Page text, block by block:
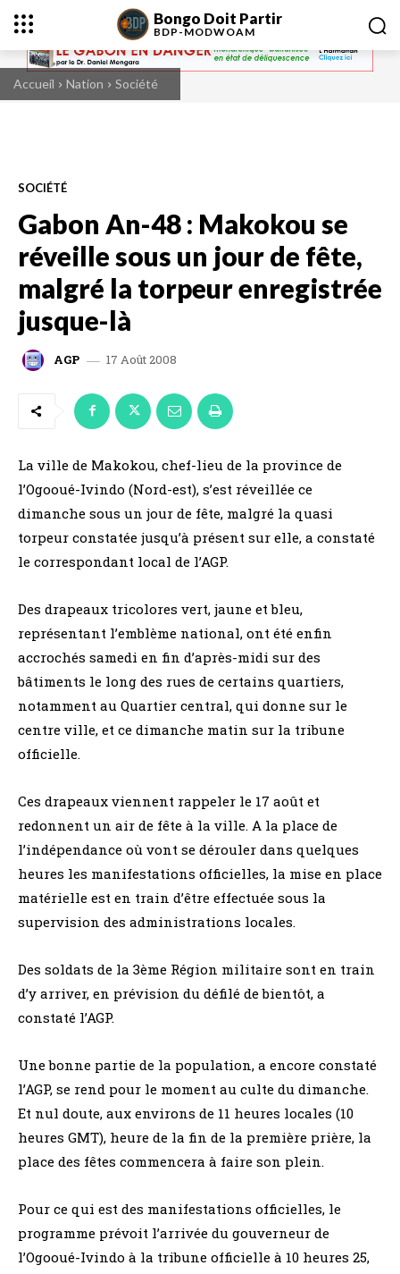
Bongo Doit Partir
BDP-MODWOAM
Accueil Nation Société
SOCIÉTÉ
Gabon An-48 : Makokou se
réveille sous un jour de fête,
malgré la torpeur enregistrée
jusque-là
AGP 17 Août 2008
La ville de Makokou, chef-lieu de la province de
l’Ogooué-Ivindo (Nord-est), s’est réveillée ce
dimanche sous un jour de fête, malgré la quasi
torpeur constatée jusqu’à présent sur elle, a constaté
le correspondant local de l’AGP.
Des drapeaux tricolores vert, jaune et bleu,
représentant l’emblème national, ont été enfin
accrochés samedi en fin d’après-midi sur des
bâtiments le long des rues de certains quartiers,
notamment au Quartier central, qui donne sur le
centre ville, et ce dimanche matin sur la tribune
officielle.
Ces drapeaux viennent rappeler le 17 août et
redonnent un air de fête à la ville. A la place de
l’indépendance où vont se dérouler dans quelques
heures les manifestations officielles, la mise en place
matérielle est en train d’être effectuée sous la
supervision des administrations locales.
Des soldats de la 3ème Région militaire sont en train
d’y arriver, en prévision du défilé de bientôt, a
constaté l’AGP.
Une bonne partie de la population, a encore constaté
l’AGP, se rend pour le moment au culte du dimanche.
Et nul doute, aux environs de 11 heures locales (10
heures GMT), heure de la fin de la première prière, la
place des fêtes commencera à faire son plein.
Pour ce qui est des manifestations officielles, le
programme prévoit l’arrivée du gouverneur de
l’Ogooué-Ivindo à la tribune officielle à 10 heures 25,